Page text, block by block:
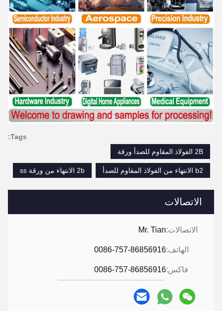
الاتصالات
الاتصالات:Mr. Tian
الهاتف:0086-757-86856916
فاكس:0086-757-86856916
Tags:
2B الفولاذ المقاوم للصدأ ورقة
b2 الانتهاء من الفولاذ المقاوم للصدأ 2b الانتهاء من ورقة ss